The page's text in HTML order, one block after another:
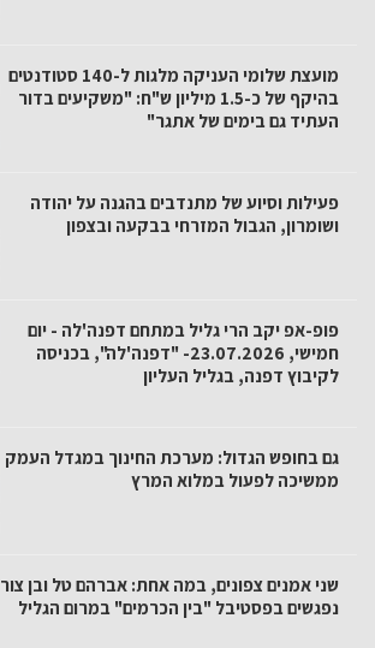
מועצת שלומי העניקה מלגות ל-140 סטודנטים
בהיקף של כ-1.5 מיליון ש"ח: "משקיעים בדור
העתיד גם בימים של אתגר"
פעילות וסיוע של מתנדבים בהגנה על יהודה
ושומרון, הגבול המזרחי בבקעה ובצפון
פופ-אפ יקב הרי גליל במתחם דפנה'לה - יום
חמישי, 23.07.2026- "דפנה'לה", בכניסה
לקיבוץ דפנה, בגליל העליון
גם בחופש הגדול: מערכת החינוך במגדל העמק
ממשיכה לפעול במלוא המרץ
שני אמנים צפונים, במה אחת: אברהם טל ובן צור
נפגשים בפסטיבל "בין הכרמים" במרום הגליל